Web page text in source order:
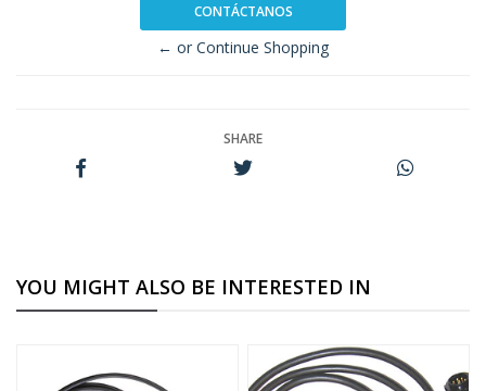
CONTÁCTANOS
← or Continue Shopping
SHARE
YOU MIGHT ALSO BE INTERESTED IN